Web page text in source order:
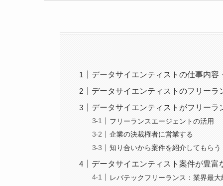
データサイエンティストの仕事内容
データサイエンティストのフリー
データサイエンティストがフリー
フリーランスエージェントの活用
企業の決裁権者に営業する
知り合いから案件を紹介してもらう
データサイエンティスト案件が豊
レバテックフリーランス：業界最